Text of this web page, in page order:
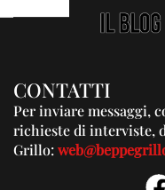
CONTATTI
Per inviare messaggi,
richieste di interviste,
Grillo: